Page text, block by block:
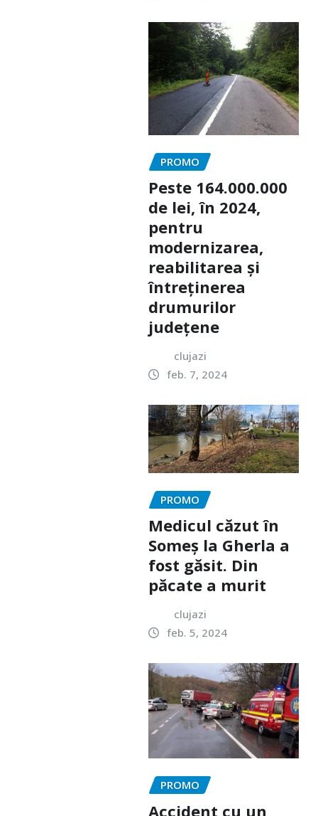
PROMO
Peste 164.000.000
de lei, în 2024,
pentru
modernizarea,
reabilitarea și
întreținerea
drumurilor
județene
clujazi
feb. 7, 2024
PROMO
Medicul căzut în
Someș la Gherla a
fost găsit. Din
păcate a murit
clujazi
feb. 5, 2024
PROMO
Accident cu un